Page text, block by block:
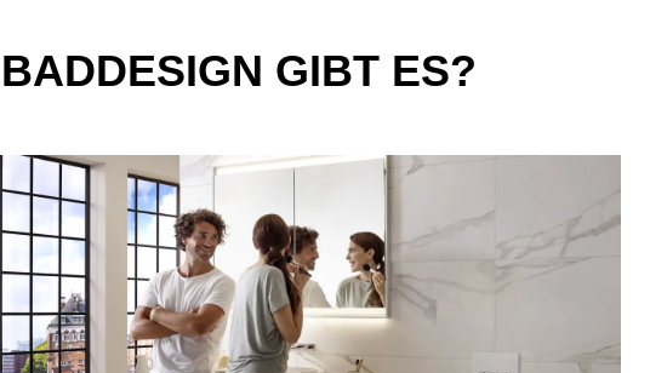
GIBT ES?